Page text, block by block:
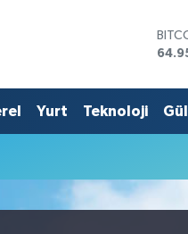
Yurt Teknoloji